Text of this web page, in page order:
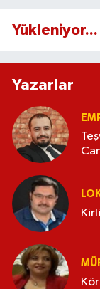
Yükleniyor...
Yazarlar